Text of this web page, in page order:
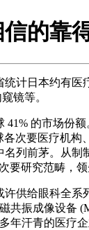
的靠
日本约有医疗
镜等。
的市场份额
次要医疗机
列前茅。从
要研究范畴，
给眼科全系列
共振成像设
年汗青的医